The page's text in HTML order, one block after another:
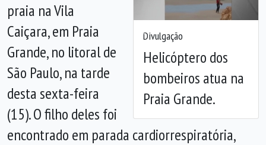
Divulgação
Helicóptero dos
bombeiros atua na
Praia Grande.
Anterior
praia na Vila
Caiçara, em Praia
Grande, no litoral de
São Paulo, na tarde
desta sexta-feira
(15). O filho deles foi
encontrado em parada cardiorrespiratória,